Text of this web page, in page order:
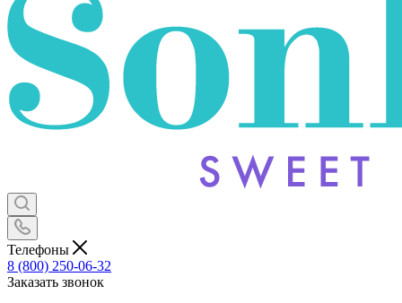
Телефоны
8 (800) 250-06-32
Заказать звонок